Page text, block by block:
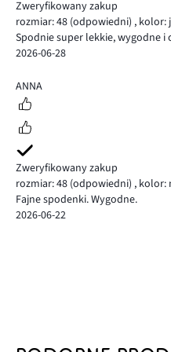
Zweryfikowany zakup
rozmiar: 48 (odpowiedni) , kolor:
Spodnie super lekkie, wygodne i
2026-06-28
5
ANNA
Zweryfikowany zakup
rozmiar: 48 (odpowiedni) , kolor:
Fajne spodenki. Wygodne.
2026-06-22